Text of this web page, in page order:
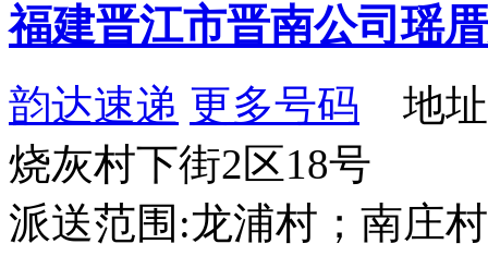
福建晋江市晋南公司瑶
韵达速递 更多号码 地址
烧灰村下街2区18号
派送范围:龙浦村；南庄